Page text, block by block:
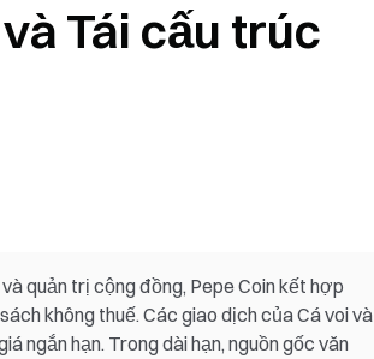
Tái cấu trúc
quản trị cộng đồng, Pepe Coin kết hợp
không thuế. Các giao dịch của Cá voi và
ngắn hạn. Trong dài hạn, nguồn gốc văn